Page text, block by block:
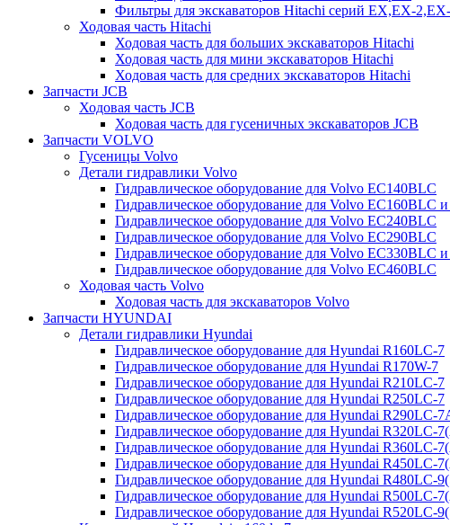
Фильтры для экскаваторов Hitachi серий EX,EX-
Ходовая часть Hitachi
Ходовая часть для больших экскаваторов Hitachi
Ходовая часть для мини экскаваторов Hitachi
Ходовая часть для средних экскаваторов Hitachi
Запчасти JCB
Ходовая часть JCB
Ходовая часть для гусеничных экскаваторов JCB
Запчасти VOLVO
Гусеницы Volvo
Детали гидравлики Volvo
Гидравлическое оборудование для Volvo EC140BLC
Гидравлическое оборудование для Volvo EC160BLC
Гидравлическое оборудование для Volvo EC240BLC
Гидравлическое оборудование для Volvo EC290BLC
Гидравлическое оборудование для Volvo EC330BLC
Гидравлическое оборудование для Volvo EC460BLC
Ходовая часть Volvo
Ходовая часть для экскаваторов Volvo
Запчасти HYUNDAI
Детали гидравлики Hyundai
Гидравлическое оборудование для Hyundai R160LC-7
Гидравлическое оборудование для Hyundai R170W-7
Гидравлическое оборудование для Hyundai R210LC-7
Гидравлическое оборудование для Hyundai R250LC-7
Гидравлическое оборудование для Hyundai R290LC-
Гидравлическое оборудование для Hyundai R320LC-
Гидравлическое оборудование для Hyundai R360LC-
Гидравлическое оборудование для Hyundai R450LC-
Гидравлическое оборудование для Hyundai R480LC-
Гидравлическое оборудование для Hyundai R500LC-
Гидравлическое оборудование для Hyundai R520LC-